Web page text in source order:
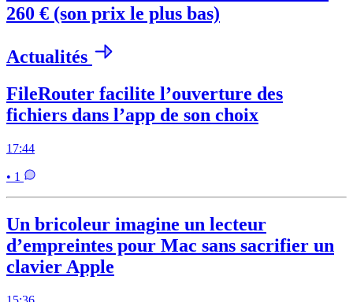
260 € (son prix le plus bas)
Actualités
FileRouter facilite l’ouverture des
fichiers dans l’app de son choix
17:44
• 1
Un bricoleur imagine un lecteur
d’empreintes pour Mac sans sacrifier un
clavier Apple